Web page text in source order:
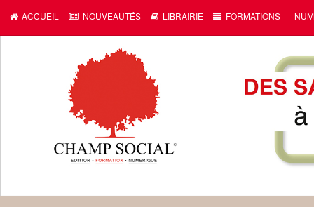
ACCUEIL NOUVEAUTÉS LIBRAIRIE FORMATIONS